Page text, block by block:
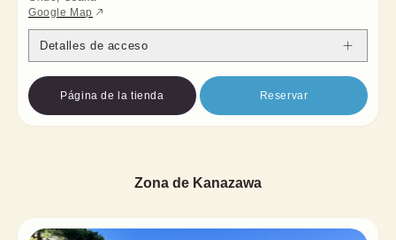
Google Map
Detalles de acceso
Página de la tienda Reservar
Zona de Kanazawa